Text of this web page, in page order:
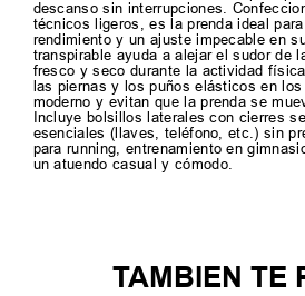
descanso sin interrupciones.
técnicos ligeros, es la prenda ideal
rendimiento y un ajuste impecable en
transpirable ayuda a alejar el sudor de
fresco y seco durante la actividad
las piernas y los puños elásticos en
moderno y evitan que la prenda se
Incluye bolsillos laterales con cierres
esenciales (llaves, teléfono, etc.) sin
para running, entrenamiento en
un atuendo casual y cómodo.
TAMBIEN TE